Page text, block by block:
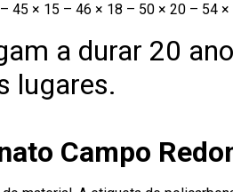
45 × 15 – 46 × 18 – 50 × 20 – 54 ×
a durar 20
lugares.
Campo